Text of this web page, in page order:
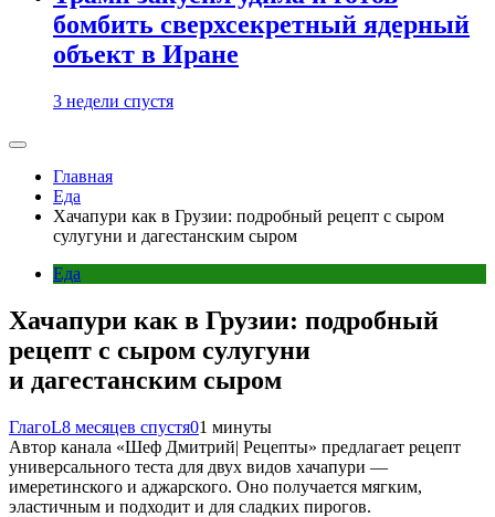
бомбить сверхсекретный ядерный
объект в Иране
3 недели спустя
Главная
Еда
Хачапури как в Грузии: подробный рецепт с сыром
сулугуни и дагестанским сыром
Еда
Хачапури как в Грузии: подробный
рецепт с сыром сулугуни
и дагестанским сыром
ГлагоL8 месяцев спустя01 минуты
Автор канала «Шеф Дмитрий| Рецепты» предлагает рецепт
универсального теста для двух видов хачапури —
имеретинского и аджарского. Оно получается мягким,
эластичным и подходит и для сладких пирогов.